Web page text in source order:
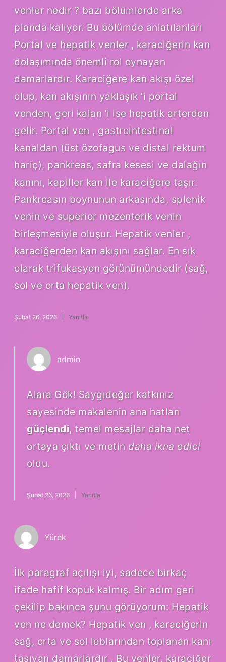
venler nedir ? bazı bölümlerde arka
planda kalıyor. Bu bölümde anlatılanları
Portal ve hepatik venler , karaciğerin kan
dolaşımında önemli rol oynayan
damarlardır. Karaciğere kan akışı özel
olup, kan akışının yaklaşık ’i portal
venden, geri kalan ’i ise hepatik arterden
gelir. Portal ven , gastrointestinal
kanaldan (üst özofagus ve distal rektum
hariç), pankreas, safra kesesi ve dalağın
kanını, kapiller kan ile karaciğere taşır.
Pankreasın boynunun arkasında, splenik
venin ve superior mezenterik venin
birleşmesiyle oluşur. Hepatik venler ,
karaciğerden kan akışını sağlar. En sık
olarak trifukasyon görünümündedir (sağ,
sol ve orta hepatik ven).
Şubat 26, 2026 Yanıtla
admin
Alara Gök! Saygıdeğer katkınız
sayesinde makalenin ana hatları
güçlendi, temel mesajlar daha net
ortaya çıktı ve metin daha ikna edici
oldu.
Şubat 26, 2026 Yanıtla
Yürek
İlk paragraf açılışı iyi, sadece birkaç
ifade hafif kopuk kalmış. Bir adım geri
çekilip bakınca şunu görüyorum: Hepatik
ven ne demek? Hepatik ven , karaciğerin
sağ, orta ve sol loblarından toplanan kanı
taşıyan damarlardır . Bu venler, karaciğer